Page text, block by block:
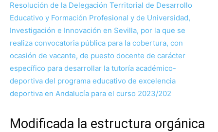
Resolución de la Delegación Territorial de Desarrollo
Educativo y Formación Profesional y de Universidad,
Investigación e Innovación en Sevilla, por la que se
realiza convocatoria pública para la cobertura, con
ocasión de vacante, de puesto docente de carácter
específico para desarrollar la tutoría académico-
deportiva del programa educativo de excelencia
deportiva en Andalucía para el curso 2023/202
Modificada la estructura orgánica